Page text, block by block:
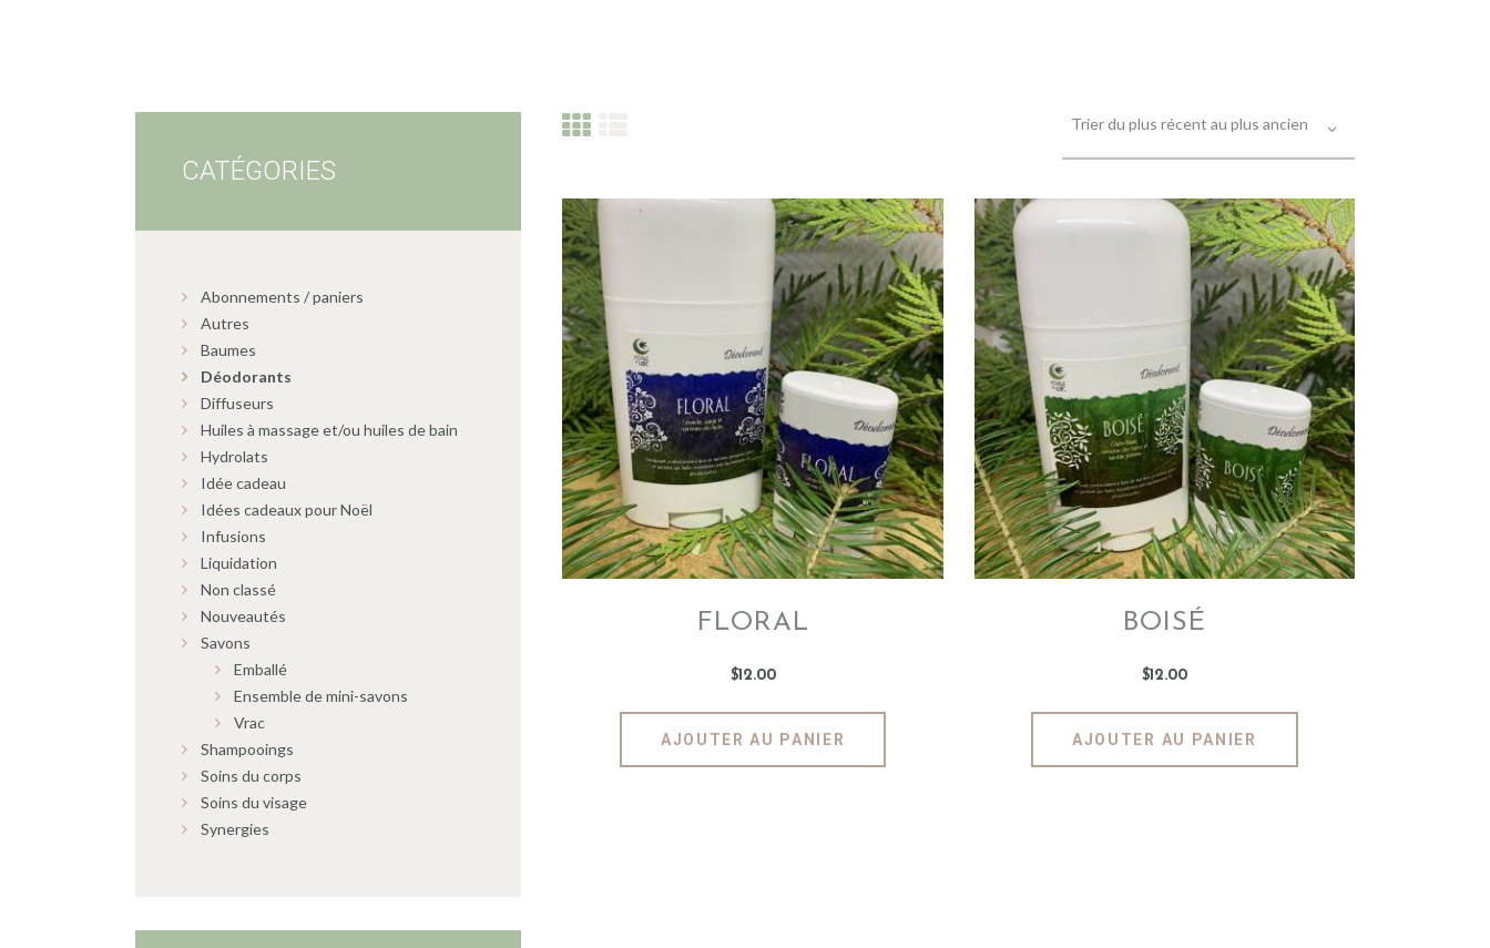
FLORAL
$12.00
AJOUTER AU PANIER
BOISÉ
$12.00
AJOUTER AU PANIER
CATÉGORIES
Abonnements / paniers
Autres
Baumes
Déodorants
Diffuseurs
Huiles à massage et/ou huiles de bain
Hydrolats
Idée cadeau
Idées cadeaux pour Noël
Infusions
Liquidation
Non classé
Nouveautés
Savons
Emballé
Ensemble de mini-savons
Vrac
Shampooings
Soins du corps
Soins du visage
Synergies